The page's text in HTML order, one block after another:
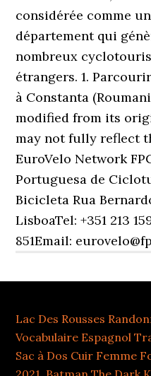
Lac Des Rousses
Vocabulaire Espagnol
Sac à Dos Cuir Femme